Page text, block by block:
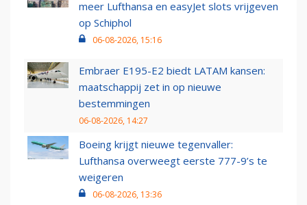
meer Lufthansa en easyJet slots vrijgeven
op Schiphol
06-08-2026, 15:16
Embraer E195-E2 biedt LATAM kansen:
maatschappij zet in op nieuwe
bestemmingen
06-08-2026, 14:27
Boeing krijgt nieuwe tegenvaller:
Lufthansa overweegt eerste 777-9’s te
weigeren
06-08-2026, 13:36